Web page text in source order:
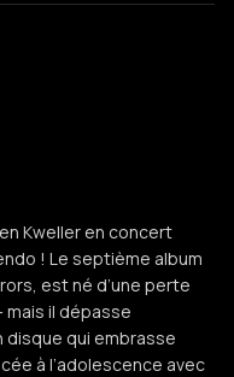
Kweller en concert
! Le septième album
est né d’une perte
il dépasse
disque qui embrasse
à l’adolescence avec